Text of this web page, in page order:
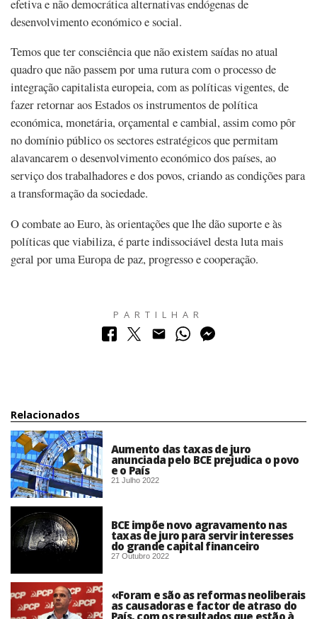
efetiva e não democrática alternativas endógenas de
desenvolvimento económico e social.
Temos que ter consciência que não existem saídas no atual
quadro que não passem por uma rutura com o processo de
integração capitalista europeia, com as políticas vigentes, de
fazer retornar aos Estados os instrumentos de política
económica, monetária, orçamental e cambial, assim como pôr
no domínio público os sectores estratégicos que permitam
alavancarem o desenvolvimento económico dos países, ao
serviço dos trabalhadores e dos povos, criando as condições para
a transformação da sociedade.
O combate ao Euro, às orientações que lhe dão suporte e às
políticas que viabiliza, é parte indissociável desta luta mais
geral por uma Europa de paz, progresso e cooperação.
PARTILHAR
Relacionados
Aumento das taxas de juro
anunciada pelo BCE prejudica o povo
e o País
21 Julho 2022
BCE impõe novo agravamento nas
taxas de juro para servir interesses
do grande capital financeiro
27 Outubro 2022
«Foram e são as reformas neoliberais
as causadoras e factor de atraso do